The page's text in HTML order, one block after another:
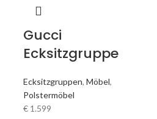
Gucci
Ecksitzgruppe
Ecksitzgruppen, Möbel,
Polstermöbel
€ 1.599